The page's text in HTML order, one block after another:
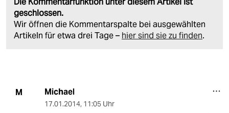
geschlossen.
Wir öffnen die Kommentarspalte bei ausgewählten
Artikeln für etwa drei Tage – hier sind sie zu finden.
M Michael
17.01.2014, 11:05 Uhr